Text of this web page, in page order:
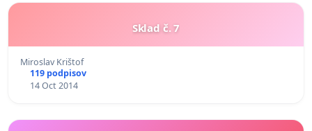
Sklad č. 7
Miroslav Krištof
119 podpisov
14 Oct 2014